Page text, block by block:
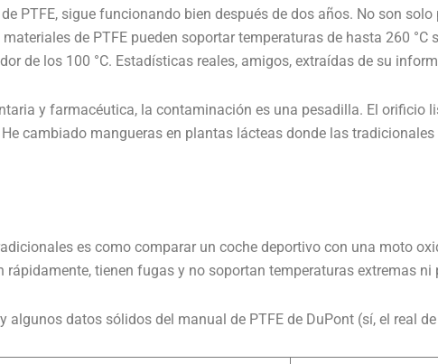
PTFE, sigue funcionando bien después de dos años. No son
de PTFE pueden soportar temperaturas de hasta 260 °C
de los 100 °C. Estadísticas reales, amigos, extraídas de su
y farmacéutica, la contaminación es una pesadilla. El orificio
cambiado mangueras en plantas lácteas donde las
es como comparar un coche deportivo con una moto
tienen fugas y no soportan temperaturas extremas
datos sólidos del manual de PTFE de DuPont (sí, el real